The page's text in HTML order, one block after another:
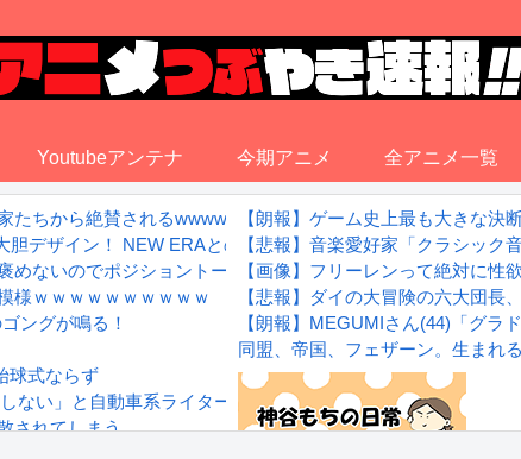
Youtubeアンテナ 今期アニメ 全アニメ一覧
たちから絶賛されるwwww
胆デザイン！ NEW ERAとのコラボキャップが新登場！
めないのでポジショントーク確定ｗｗｗ」
様ｗｗｗｗｗｗｗｗｗｗ
ングが鳴る！
球式ならず
ない」と自動車系ライターが示唆、だが速攻で反例を提示さ
されてしまう…
【朗報】ゲーム史上最も大きな決
【悲報】音楽愛好家「クラシッ
【画像】フリーレンって絶対に性
【悲報】ダイの大冒険の六大団長
【朗報】MEGUMIさん(44)「グラ
同盟、帝国、フェザーン。生まれ